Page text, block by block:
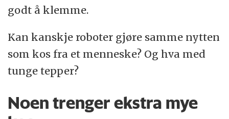
godt å klemme.
Kan kanskje roboter gjøre samme nytten
som kos fra et menneske? Og hva med
tunge tepper?
Noen trenger ekstra mye